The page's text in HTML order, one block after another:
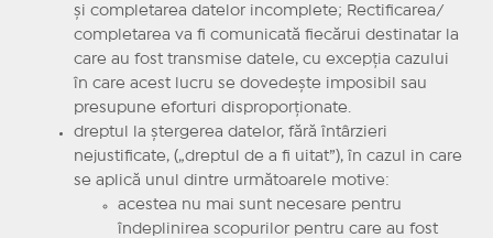
şi completarea datelor incomplete; Rectificarea/
completarea va fi comunicată fiecărui destinatar la
care au fost transmise datele, cu excepţia cazului
în care acest lucru se dovedeşte imposibil sau
presupune eforturi disproporţionate.
dreptul la ştergerea datelor, fără întârzieri
nejustificate, („dreptul de a fi uitat”), în cazul in care
se aplică unul dintre următoarele motive:
acestea nu mai sunt necesare pentru
îndeplinirea scopurilor pentru care au fost